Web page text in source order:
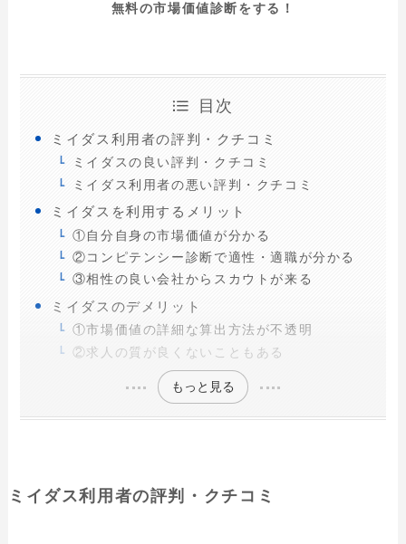
無料の市場価値診断をする！
目次
ミイダス利用者の評判・クチコミ
ミイダスの良い評判・クチコミ
ミイダス利用者の悪い評判・クチコミ
ミイダスを利用するメリット
①自分自身の市場価値が分かる
②コンピテンシー診断で適性・適職が分かる
③相性の良い会社からスカウトが来る
ミイダスのデメリット
①市場価値の詳細な算出方法が不透明
②求人の質が良くないこともある
もっと見る
ミイダス利用者の評判・クチコミ